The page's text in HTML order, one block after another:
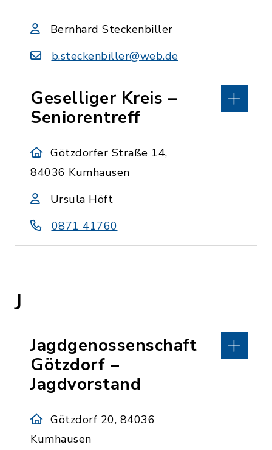
Bernhard Steckenbiller
b.steckenbiller@web.de
Geselliger Kreis –
Seniorentreff
Götzdorfer Straße 14,
84036 Kumhausen
Ursula Höft
0871 41760
J
Jagdgenossenschaft
Götzdorf –
Jagdvorstand
Götzdorf 20, 84036
Kumhausen